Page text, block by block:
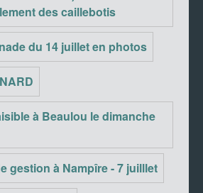
des caillebotis
du 14 juillet en photos
à Beaulou le dimanche
gestion à Nampîre - 7 juilllet